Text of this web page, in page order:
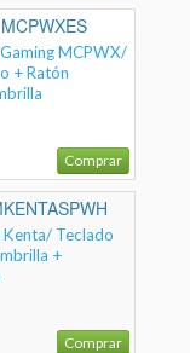
MCPWX/
+ Ratón
Comprar
Kenta/ Teclado
+
Comprar